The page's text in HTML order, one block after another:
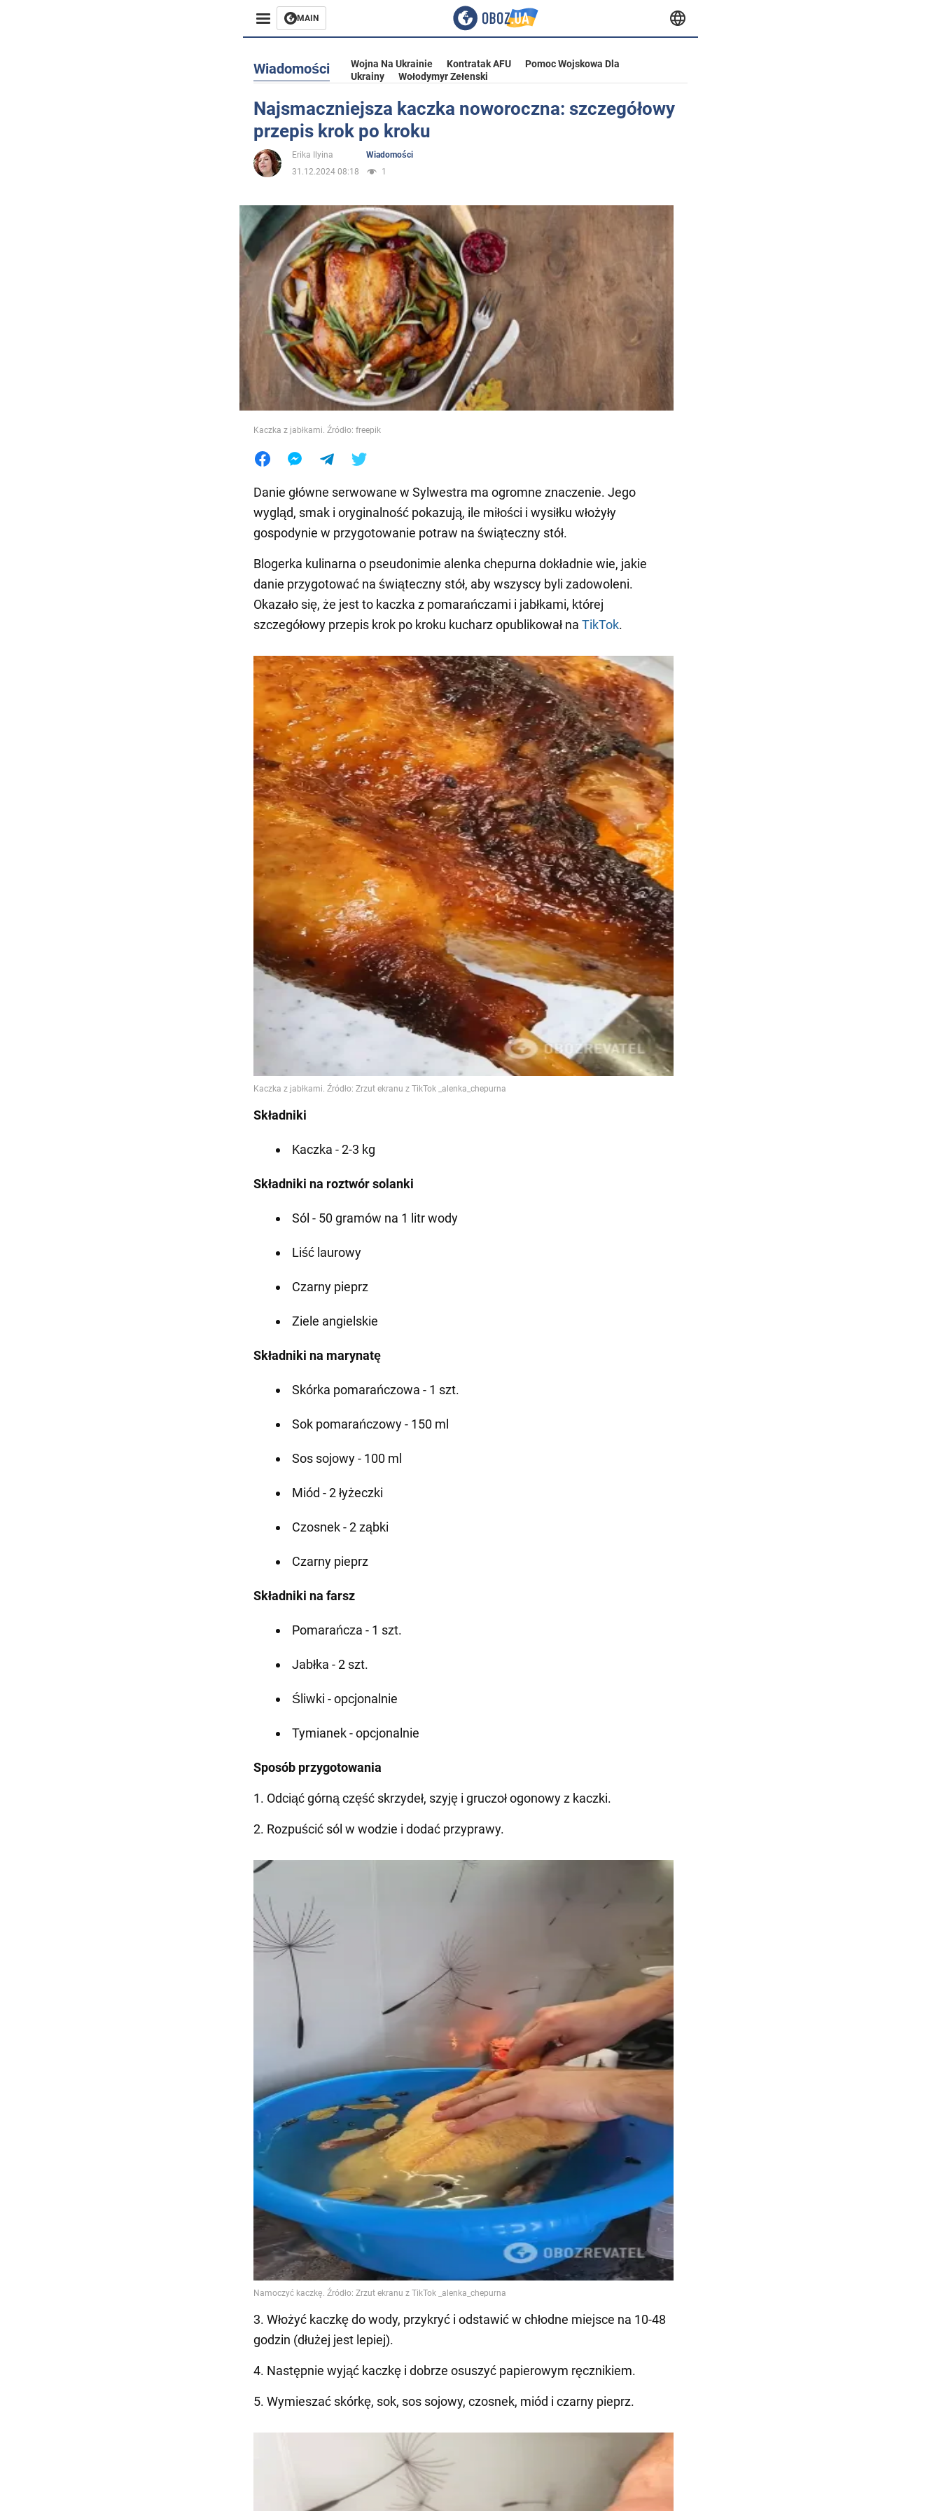
MAIN
Rozrywka
Życie
Społeczeństwo
Wojna na Ukrainie
Świat
Jedzenie
Wiadomości Wojna Na Ukrainie Kontratak AFU
Pomoc Wojskowa Dla
Ukrainy
Wołodymyr Zełenski
Najsmaczniejsza kaczka noworoczna: szczegółowy
przepis krok po kroku
Erika Ilyina
Wiadomości
31.12.2024 08:18
1
Kaczka z jabłkami. Źródło: freepik
Danie główne serwowane w Sylwestra ma ogromne znaczenie. Jego
wygląd, smak i oryginalność pokazują, ile miłości i wysiłku włożyły
gospodynie w przygotowanie potraw na świąteczny stół.
Blogerka kulinarna o pseudonimie alenka chepurna dokładnie wie, jakie
danie przygotować na świąteczny stół, aby wszyscy byli zadowoleni.
Okazało się, że jest to kaczka z pomarańczami i jabłkami, której
szczegółowy przepis krok po kroku kucharz opublikował na TikTok.
Składniki
Kaczka - 2-3 kg
Składniki na roztwór solanki
Sól - 50 gramów na 1 litr wody
Liść laurowy
Czarny pieprz
Ziele angielskie
Składniki na marynatę
Skórka pomarańczowa - 1 szt.
Sok pomarańczowy - 150 ml
Sos sojowy - 100 ml
Miód - 2 łyżeczki
Czosnek - 2 ząbki
Czarny pieprz
Składniki na farsz
Pomarańcza - 1 szt.
Jabłka - 2 szt.
Śliwki - opcjonalnie
Tymianek - opcjonalnie
Sposób przygotowania
1. Odciąć górną część skrzydeł, szyję i gruczoł ogonowy z kaczki.
2. Rozpuścić sól w wodzie i dodać przyprawy.
3. Włożyć kaczkę do wody, przykryć i odstawić w chłodne miejsce na 10-48
godzin (dłużej jest lepiej).
4. Następnie wyjąć kaczkę i dobrze osuszyć papierowym ręcznikiem.
5. Wymieszać skórkę, sok, sos sojowy, czosnek, miód i czarny pieprz.